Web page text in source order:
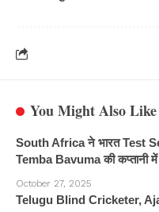
You Might Also Like
South Africa ने भारत Test
Temba Bavuma की कप्तानी में
October 27, 2025
Telugu Blind Cricketer,